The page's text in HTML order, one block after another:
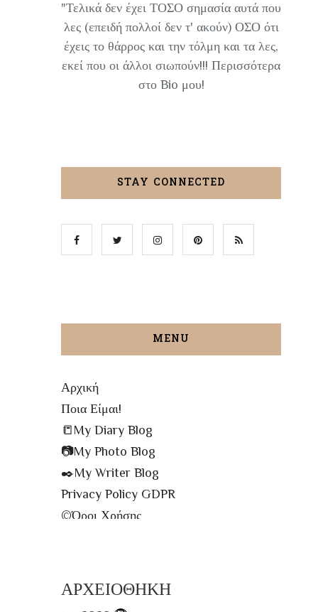
"Τελικά δεν έχει ΤΟΣΟ σημασία αυτά που
λες (επειδή πολλοί δεν τ' ακούν) ΟΣΟ ότι
έχεις το θάρρος και την τόλμη και τα λες,
εκεί που οι άλλοι σιωπούν!!! Περισσότερα
στο Bio μου!
STAY CONNECTED
MENU
Αρχική
Ποια Είμαι!
📒My Diary Blog
📷My Photo Blog
✒️My Writer Blog
Privacy Policy GDPR
©️Όροι Χρήσης
ΑΡΧΕΙΟΘΗΚΗ